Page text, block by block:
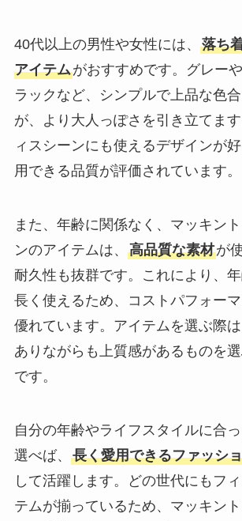
40代以上の男性や女性には、 落ち
アイテムがおすすめです。グレー
ラックなど、シンプルで上品な色
が、より大人っぽさを引き立てま
ィスシーンにも使えるデザインが
用できる品質が評価されています。
また、年齢に関係なく、マッキン
ンのアイテムは、 高品質な素材が
耐久性も抜群です。これにより、
長く使えるため、コストパフォー
優れています。アイテムを選ぶ際
ありながらも上質感があるものを
です。
自分の年齢やライフスタイルに合
選べば、 長く愛用できるファッシ
して活躍します。どの世代にもフ
テムが揃っているため、マッキン